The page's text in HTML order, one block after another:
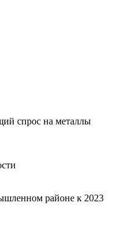
спрос на металлы
районе к 2023